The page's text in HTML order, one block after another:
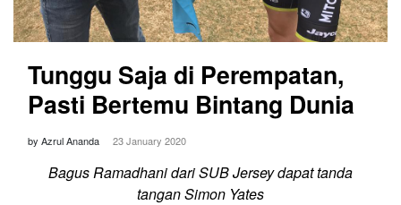
Tunggu Saja di Perempatan,
Pasti Bertemu Bintang Dunia
by Azrul Ananda 23 January 2020
Bagus Ramadhani dari SUB Jersey dapat tanda
tangan Simon Yates